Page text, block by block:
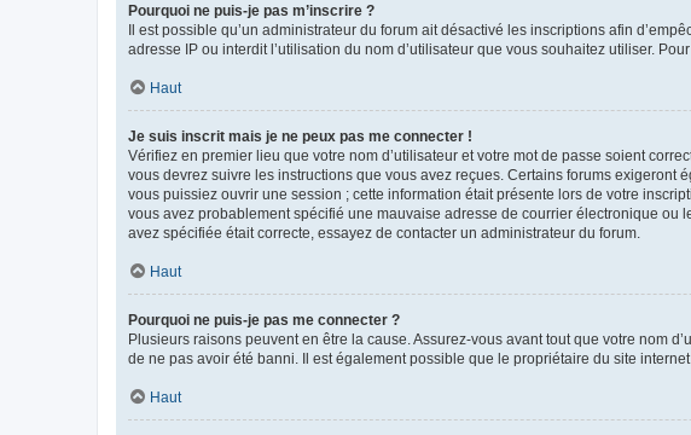
Pourquoi ne puis-je pas m’inscrire ?
Il est possible qu’un administrateur du forum ait désactivé les inscriptions afin
adresse IP ou interdit l’utilisation du nom d’utilisateur que vous souhaitez utiliser.
Haut
Je suis inscrit mais je ne peux pas me connecter !
Vérifiez en premier lieu que votre nom d’utilisateur et votre mot de passe soient
vous devrez suivre les instructions que vous avez reçues. Certains forums
vous puissiez ouvrir une session ; cette information était présente lors de votre
vous avez probablement spécifié une mauvaise adresse de courrier électronique
avez spécifiée était correcte, essayez de contacter un administrateur du forum.
Haut
Pourquoi ne puis-je pas me connecter ?
Plusieurs raisons peuvent en être la cause. Assurez-vous avant tout que votre nom
de ne pas avoir été banni. Il est également possible que le propriétaire du site
Haut